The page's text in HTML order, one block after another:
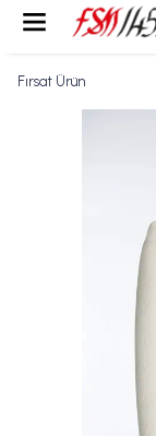
Fırsat Ürün